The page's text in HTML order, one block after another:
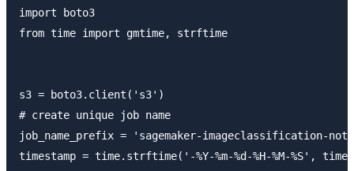
import boto3
from time import gmtime, strftime
s3 = boto3.client('s3')
# create unique job name
job_name_prefix = 'sagemaker-imageclassification-
timestamp = time.strftime('-%Y-%m-%d-%H-%M-%S',